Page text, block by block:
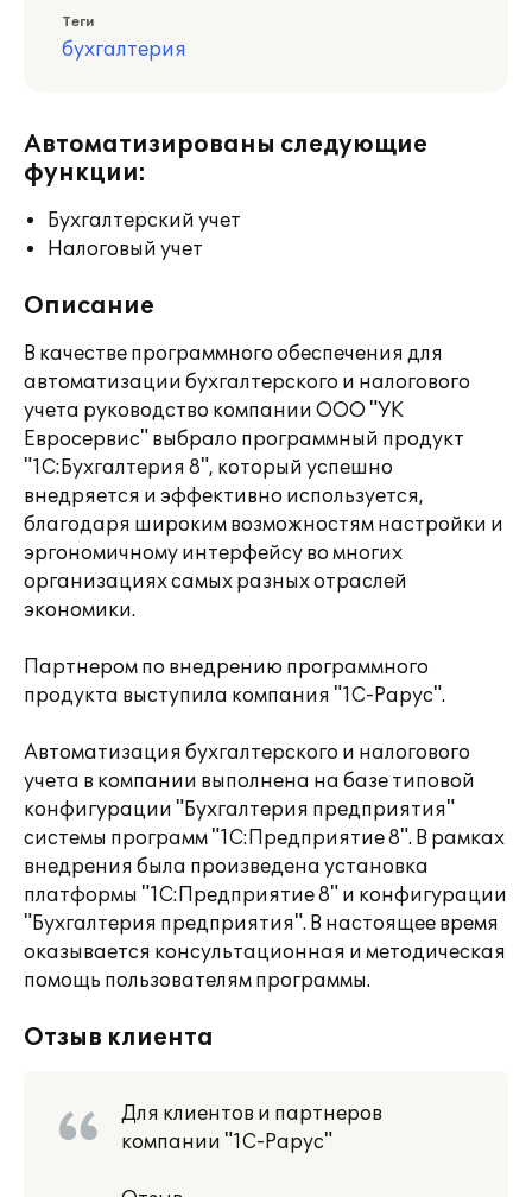
Теги
бухгалтерия
Автоматизированы следующие
функции:
Бухгалтерский учет
Налоговый учет
Описание
В качестве программного обеспечения для
автоматизации бухгалтерского и налогового
учета руководство компании ООО "УК
Евросервис" выбрало программный продукт
"1С:Бухгалтерия 8", который успешно
внедряется и эффективно используется,
благодаря широким возможностям настройки и
эргономичному интерфейсу во многих
организациях самых разных отраслей
экономики.
Партнером по внедрению программного
продукта выступила компания "1С-Рарус".
Автоматизация бухгалтерского и налогового
учета в компании выполнена на базе типовой
конфигурации "Бухгалтерия предприятия"
системы программ "1С:Предприятие 8". В рамках
внедрения была произведена установка
платформы "1С:Предприятие 8" и конфигурации
"Бухгалтерия предприятия". В настоящее время
оказывается консультационная и методическая
помощь пользователям программы.
Отзыв клиента
Для клиентов и партнеров
компании "1С-Рарус"